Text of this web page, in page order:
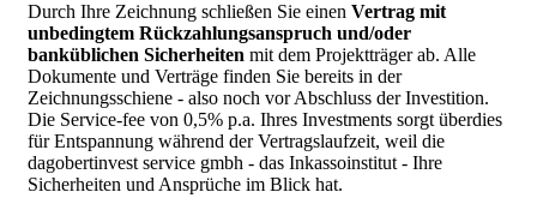
Durch Ihre Zeichnung schließen Sie einen Vertrag mit
unbedingtem Rückzahlungsanspruch und/oder
banküblichen Sicherheiten mit dem Projektträger ab. Alle
Dokumente und Verträge finden Sie bereits in der
Zeichnungsschiene - also noch vor Abschluss der Investition.
Die Service-fee von 0,5% p.a. Ihres Investments sorgt überdies
für Entspannung während der Vertragslaufzeit, weil die
dagobertinvest service gmbh - das Inkassoinstitut - Ihre
Sicherheiten und Ansprüche im Blick hat.